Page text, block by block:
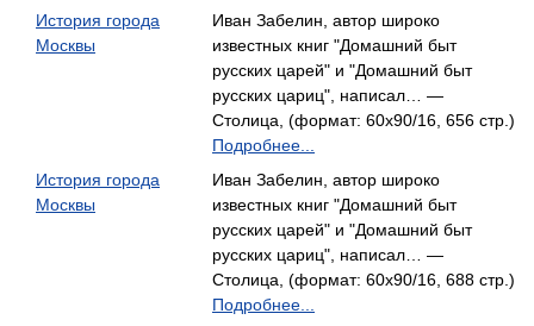
История города
Москвы
Иван Забелин, автор широко
известных книг "Домашний быт
русских царей" и "Домашний быт
русских цариц", написал… —
Столица, (формат: 60x90/16, 656 стр.)
Подробнее...
История города
Москвы
Иван Забелин, автор широко
известных книг "Домашний быт
русских царей" и "Домашний быт
русских цариц", написал… —
Столица, (формат: 60x90/16, 688 стр.)
Подробнее...